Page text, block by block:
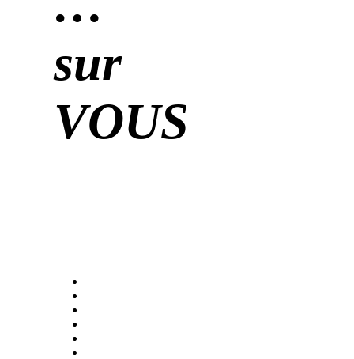
sur
VOUS